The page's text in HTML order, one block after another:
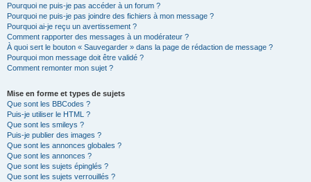
Pourquoi ne puis-je pas accéder à un forum ?
Pourquoi ne puis-je pas joindre des fichiers à mon message ?
Pourquoi ai-je reçu un avertissement ?
Comment rapporter des messages à un modérateur ?
À quoi sert le bouton « Sauvegarder » dans la page de rédaction de message ?
Pourquoi mon message doit être validé ?
Comment remonter mon sujet ?
Mise en forme et types de sujets
Que sont les BBCodes ?
Puis-je utiliser le HTML ?
Que sont les smileys ?
Puis-je publier des images ?
Que sont les annonces globales ?
Que sont les annonces ?
Que sont les sujets épinglés ?
Que sont les sujets verrouillés ?